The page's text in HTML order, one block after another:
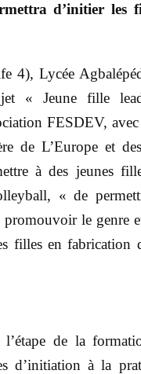
d’initier les
4), Lycée
« Jeune fille
FESDEV,
de L’Europe et
à des jeunes
« de
le genre
filles en fabrication
l’étape de la
d’initiation à la